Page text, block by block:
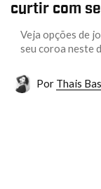
curtir com
Veja opções de
seu coroa neste
Por Thais